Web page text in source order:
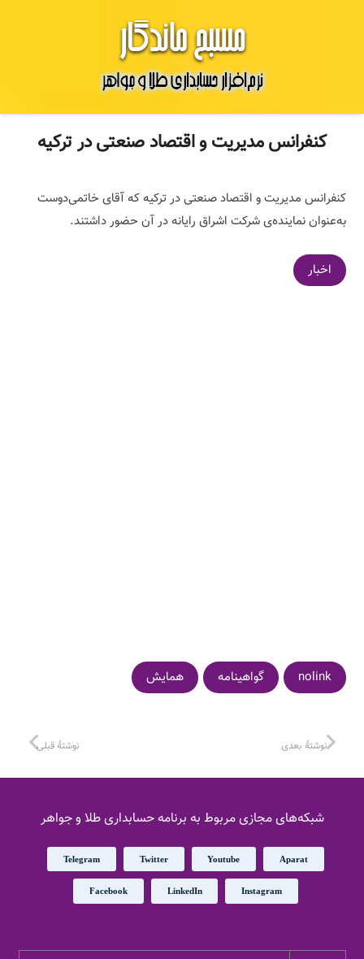
کنفرانس مدیریت و اقتصاد صنعتی در ترکیه
کنفرانس مدیریت و اقتصاد صنعتی در ترکیه که آقای خاتمی‌دوست
به‌عنوان نماینده‌ی شرکت اشراق رایانه در آن حضور داشتند.
اخبار
nolink گواهینامه همایش
نوشتهٔ قبلی نوشتهٔ بعدی
شبکه‌های مجازی مربوط به برنامه حسابداری طلا و جواهر
Aparat
Youtube
Twitter
Telegram
Instagram
LinkedIn
Facebook